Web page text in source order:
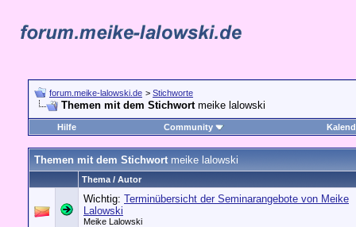
forum.meike-lalowski.de > Stichworte
Themen mit dem Stichwort meike lalowski
Hilfe Community
Themen mit dem Stichwort meike lalowski
Thema / Autor
Wichtig: Terminübersicht der Seminarangebote von Meike
Lalowski
Meike Lalowski